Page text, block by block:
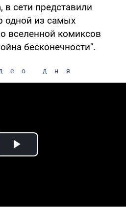
в сети представили
одной из самых
вселенной комиксов
бесконечности".
дня
Play Video